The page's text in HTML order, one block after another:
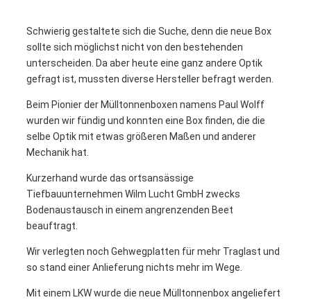
Schwierig gestaltete sich die Suche, denn die neue Box
sollte sich möglichst nicht von den bestehenden
unterscheiden. Da aber heute eine ganz andere Optik
gefragt ist, mussten diverse Hersteller befragt werden.
Beim Pionier der Mülltonnenboxen namens Paul Wolff
wurden wir fündig und konnten eine Box finden, die die
selbe Optik mit etwas größeren Maßen und anderer
Mechanik hat.
Kurzerhand wurde das ortsansässige
Tiefbauunternehmen Wilm Lucht GmbH zwecks
Bodenaustausch in einem angrenzenden Beet
beauftragt.
Wir verlegten noch Gehwegplatten für mehr Traglast und
so stand einer Anlieferung nichts mehr im Wege.
Mit einem LKW wurde die neue Mülltonnenbox angeliefert